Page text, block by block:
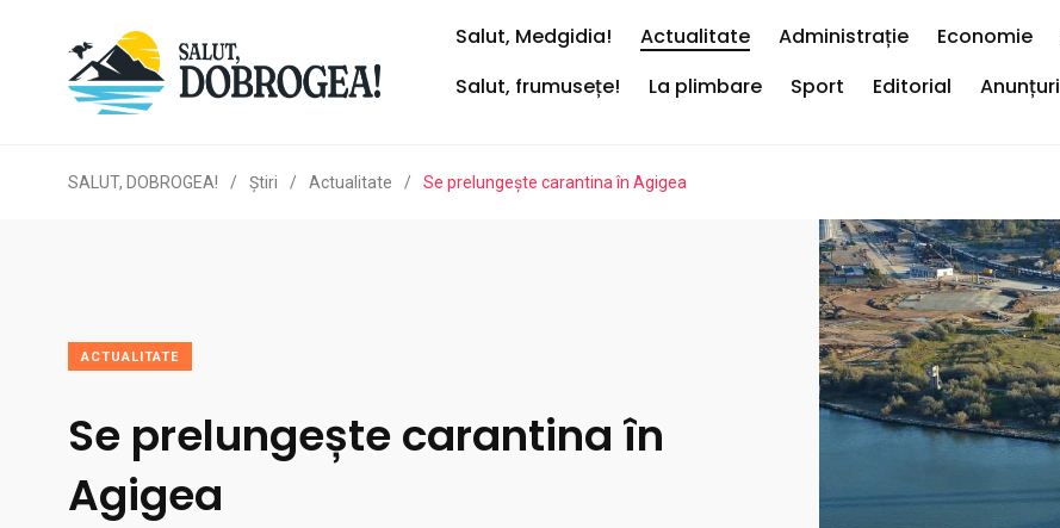
Salut, Medgidia! Actualitate Administrație Economie
Salut, frumusețe!
La plimbare Sport Editorial Anunțuri
SALUT, DOBROGEA! / Ştiri / Actualitate / Se prelungește carantina în Agigea
ACTUALITATE
Se prelungește carantina în
Agigea